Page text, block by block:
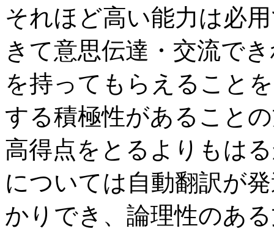
それほど高い能力は必
きて意思伝達・交流で
を持ってもらえること
する積極性があること
高得点をとるよりもは
については自動翻訳が
かりでき、論理性のあ